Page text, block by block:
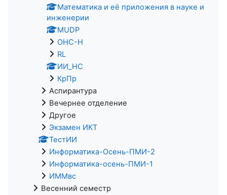
Математика и её приложения в науке и
инженерии
MUDP
ОНС-Н
RL
ИИ_НС
КрПр
Аспирантура
Вечернее отделение
Другое
Экзамен ИКТ
ТестИИ
Информатика-Осень-ПМИ-2
Информатика-осень-ПМИ-1
ИММвс
Весенний семестр